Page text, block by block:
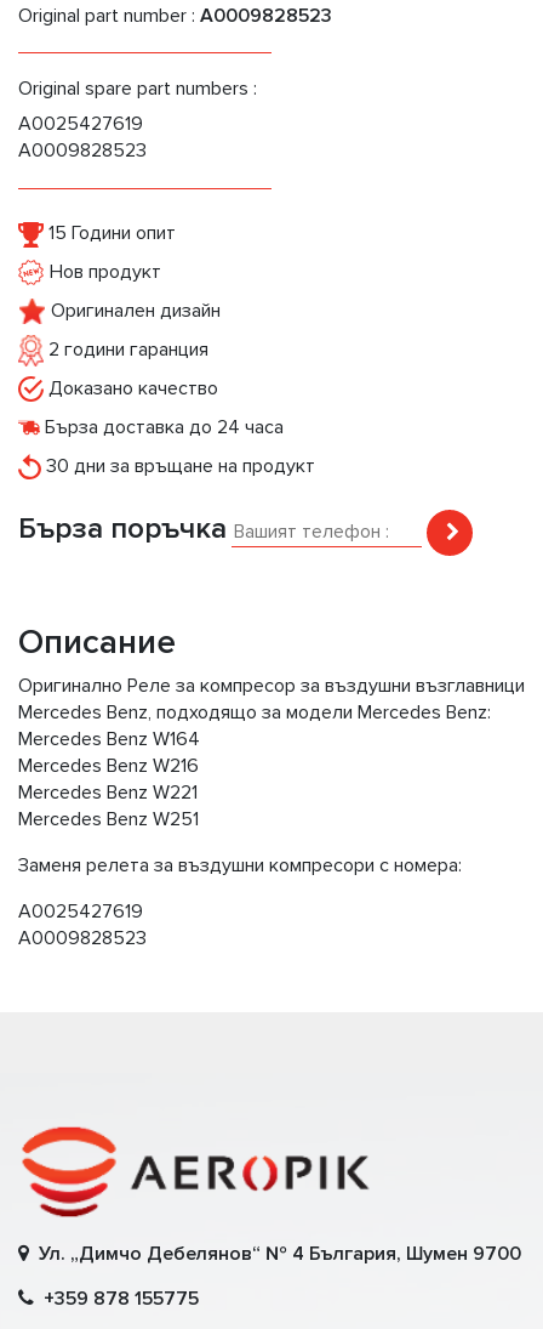
Original part number : A0009828523
Original spare part numbers :
A0025427619
A0009828523
15 Години опит
Нов продукт
Оригинален дизайн
2 години гаранция
Доказано качество
Бърза доставка до 24 часа
30 дни за връщане на продукт
Бърза поръчка
Описание
Оригинално Реле за компресор за въздушни възглавници
Mercedes Benz, подходящо за модели Mercedes Benz:
Mercedes Benz W164
Mercedes Benz W216
Mercedes Benz W221
Mercedes Benz W251
Заменя релета за въздушни компресори с номера:
A0025427619
A0009828523
Ул. „Димчо Дебелянов“ № 4 България, Шумен 9700
+359 878 155775